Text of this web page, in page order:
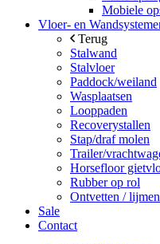
Mobiele
Vloer- en
Terug
Stalwand
Stalvloer
Paddock/weiland
Wasplaatsen
Looppaden
Recoverystallen
Stap/draf molen
Trailer/
Horsefloor
Rubber op rol
Ontvetten /
Sale
Contact